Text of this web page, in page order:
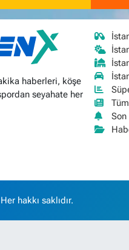
haberleri, köşe
seyahate her
hakkı saklıdır.